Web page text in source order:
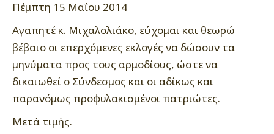
Αγαπητέ κ. Μιχαλολιάκο, εύχομαι και θεωρώ
βέβαιο οι επερχόμενες εκλογές να δώσουν τα
μηνύματα προς τους αρμοδίους, ώστε να
δικαιωθεί ο Σύνδεσμος και οι αδίκως και
παρανόμως προφυλακισμένοι πατριώτες.
Μετά τιμής.